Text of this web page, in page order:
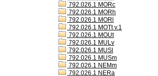
792.026.1 MORc
792.026.1 MORh
792.026.1 MORl
792.026.1 MOTt v.1
792.026.1 MOUt
792.026.1 MULv
792.026.1 MUSl
792.026.1 MUSm
792.026.1 NEMm
792.026.1 NERa